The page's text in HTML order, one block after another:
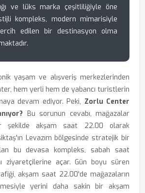
ve lüks marka çeşitliliğiyle öne
kompleks, modern mimarisiyle
edilen bir destinasyon olma
yaşam ve alışveriş merkezlerinden
hem yerli hem de yabancı turistlerin
devam ediyor. Peki, Zorlu Center
Bu sorunun cevabı, mağazalar
şekilde akşam saat 22.00 olarak
Levazım bölgesinde stratejik bir
bu devasa kompleks, sabah saat
ziyaretçilerine açar. Gün boyu süren
akşam saat 22.00'de mağazaların
yerini daha sakin bir akşam